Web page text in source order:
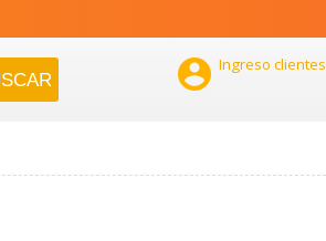
 Ingreso clientes